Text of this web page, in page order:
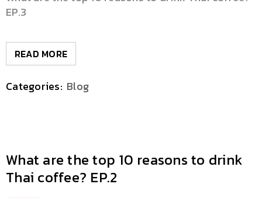
EP.3
READ MORE
Categories: Blog
What are the top 10 reasons to drink
Thai coffee? EP.2